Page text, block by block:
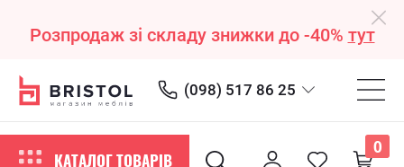
Розпродаж зі складу знижки до -40% тут
(098) 517 86 25
КАТАЛОГ ТОВАРІВ
0